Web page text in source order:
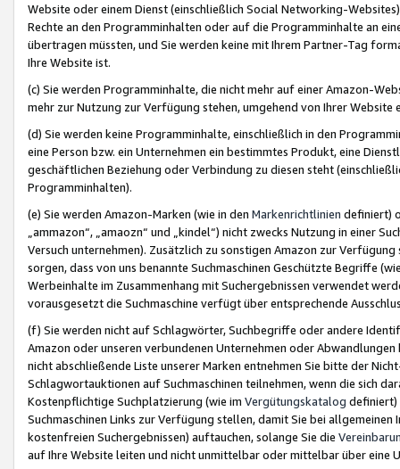
Website oder einem Dienst (einschließlich Social Networking-
Rechte an den Programminhalten oder auf die Programminhalte an
übertragen müssten, und Sie werden keine mit Ihrem Partner-Tag
Ihre Website ist.
(c) Sie werden Programminhalte, die nicht mehr auf einer Amazon-
mehr zur Nutzung zur Verfügung stehen, umgehend von Ihrer
(d) Sie werden keine Programminhalte, einschließlich in den
eine Person bzw. ein Unternehmen ein bestimmtes Produkt, eine
geschäftlichen Beziehung oder Verbindung zu diesen steht
Programminhalten).
(e) Sie werden Amazon-Marken (wie in den Markenrichtlinien definiert)
„ammazon“, „amaozn“ und „kindel“) nicht zwecks Nutzung in einer
Versuch unternehmen). Zusätzlich zu sonstigen Amazon zur
sorgen, dass von uns benannte Suchmaschinen Geschützte Begriffe
Werbeinhalte im Zusammenhang mit Suchergebnissen verwendet
vorausgesetzt die Suchmaschine verfügt über entsprechende
(f) Sie werden nicht auf Schlagwörter, Suchbegriffe oder andere
Amazon oder unseren verbundenen Unternehmen oder
nicht abschließende Liste unserer Marken entnehmen Sie bitte der
Schlagwortauktionen auf Suchmaschinen teilnehmen, wenn die sich
Kostenpflichtige Suchplatzierung (wie im Vergütungskatalog definiert)
Suchmaschinen Links zur Verfügung stellen, damit Sie bei
kostenfreien Suchergebnissen) auftauchen, solange Sie die
auf Ihre Website leiten und nicht unmittelbar oder mittelbar über eine